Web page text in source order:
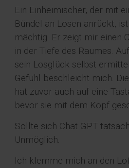
Ein Einheimischer, der mit
Bündel an Losen anrückt,
mächtig. Er zeigt mir einen
in der Tiefe des Raumes.
sein Losglück selbst
Gefühl beschleicht mich.
hat zuvor auch auf eine
bevor sie mit dem Kopf
Sollte sich Chat GPT
Unmöglich.
Ich klemme mich an den